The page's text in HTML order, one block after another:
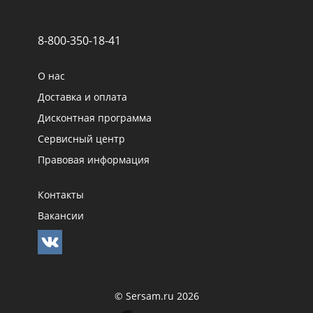
8-800-350-18-41
О нас
Доставка и оплата
Дисконтная программа
Сервисный центр
Правовая информация
Контакты
Вакансии
© Sersam.ru 2026